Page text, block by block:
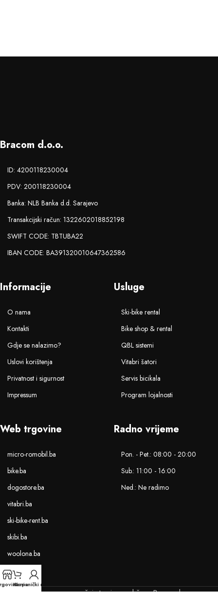
Bracom d.o.o.
ID: 4200118230004
PDV: 200118230004
Banka: NLB Banka d.d. Sarajevo
Transakcijski račun: 1322602018852198
SWIFT CODE: TBTUBA22
IBAN CODE: BA391320010647362586
Informacije
O nama
Kontakti
Gdje se nalazimo?
Uslovi korištenja
Privatnost i sigurnost
Impressum
Usluge
Ski-bike rental
Bike shop & rental
QBL sistemi
Vitabri šatori
Servis bicikala
Program lojalnosti
Web trgovine
micro-romobil.ba
bike.ba
dogostore.ba
vitabri.ba
ski-bike-rent.ba
skibi.ba
woolona.ba
Radno vrijeme
Pon. - Pet.: 08:00 - 20:00
Sub.: 11:00 - 16:00
Ned.: Ne radimo
Korpa
Korisnički račun